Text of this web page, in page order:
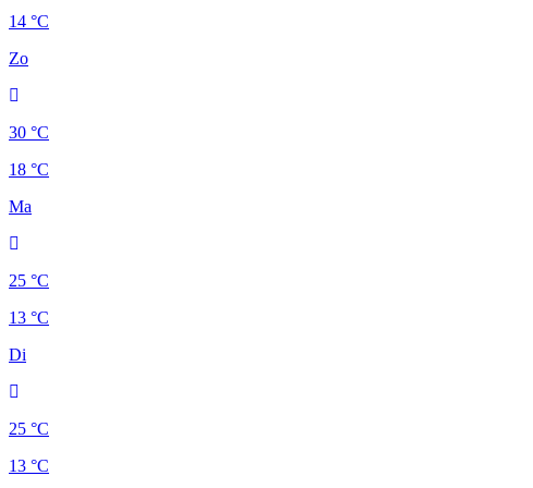
14 °C
Zo
30 °C
18 °C
Ma
25 °C
13 °C
Di
25 °C
13 °C